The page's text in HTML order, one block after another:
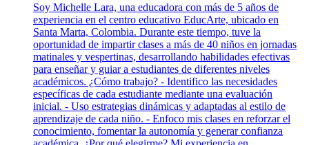
Soy Michelle Lara, una educadora con más de 5 años de
experiencia en el centro educativo EducArte, ubicado en
Santa Marta, Colombia. Durante este tiempo, tuve la
oportunidad de impartir clases a más de 40 niños en jornadas
matinales y vespertinas, desarrollando habilidades efectivas
para enseñar y guiar a estudiantes de diferentes niveles
académicos. ¿Cómo trabajo? - Identifico las necesidades
específicas de cada estudiante mediante una evaluación
inicial. - Uso estrategias dinámicas y adaptadas al estilo de
aprendizaje de cada niño. - Enfoco mis clases en reforzar el
conocimiento, fomentar la autonomía y generar confianza